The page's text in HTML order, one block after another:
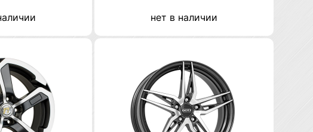
нет в наличии